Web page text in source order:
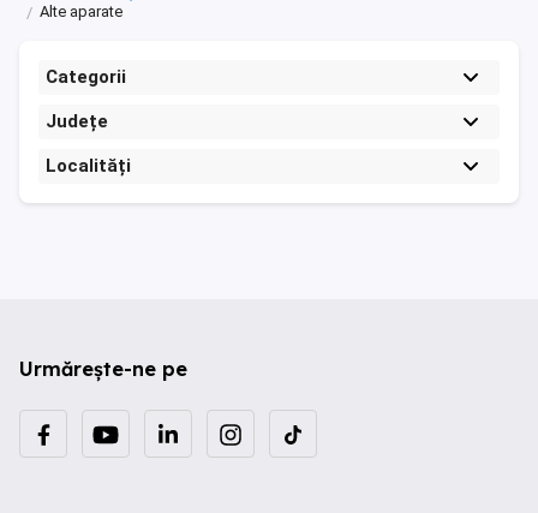
Alte aparate
Categorii
Județe
Localități
Urmărește-ne pe